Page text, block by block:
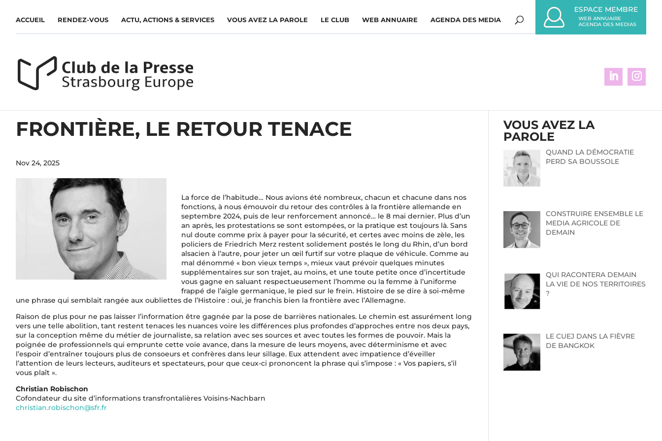
ACCUEIL RENDEZ-VOUS ACTU, ACTIONS & SERVICES VOUS AVEZ LA PAROLE LE CLUB WEB ANNUAIRE AGENDA DES MEDIA
FRONTIÈRE, LE RETOUR TENACE
Nov 24, 2025
La force de l’habitude… Nous avions été nombreux, chacun et chacune dans nos
fonctions, à nous émouvoir du retour des contrôles à la frontière allemande en
septembre 2024, puis de leur renforcement annoncé… le 8 mai dernier. Plus d’un
an après, les protestations se sont estompées, or la pratique est toujours là. Sans
nul doute comme prix à payer pour la sécurité, et certes avec moins de zèle, les
policiers de Friedrich Merz restent solidement postés le long du Rhin, d’un bord
alsacien à l’autre, pour jeter un œil furtif sur votre plaque de véhicule. Comme au
mal dénommé « bon vieux temps », mieux vaut prévoir quelques minutes
supplémentaires sur son trajet, au moins, et une toute petite once d’incertitude
vous gagne en saluant respectueusement l’homme ou la femme à l’uniforme
frappé de l’aigle germanique, le pied sur le frein. Histoire de se dire à soi-même
une phrase qui semblait rangée aux oubliettes de l’Histoire : oui, je franchis bien la frontière avec l’Allemagne.
Raison de plus pour ne pas laisser l’information être gagnée par la pose de barrières nationales. Le chemin est assurément long
vers une telle abolition, tant restent tenaces les nuances voire les différences plus profondes d’approches entre nos deux pays,
sur la conception même du métier de journaliste, sa relation avec ses sources et avec toutes les formes de pouvoir. Mais la
poignée de professionnels qui emprunte cette voie avance, dans la mesure de leurs moyens, avec déterminisme et avec
l’espoir d’entraîner toujours plus de consoeurs et confrères dans leur sillage. Eux attendent avec impatience d’éveiller
l’attention de leurs lecteurs, auditeurs et spectateurs, pour que ceux-ci prononcent la phrase qui s’impose : « Vos papiers, s’il
vous plaît ».
Christian Robischon
Cofondateur du site d’informations transfrontalières Voisins-Nachbarn
christian.robischon@sfr.fr
VOUS AVEZ LA
PAROLE
QUAND LA DÉMOCRATIE
PERD SA BOUSSOLE
CONSTRUIRE ENSEMBLE LE
MEDIA AGRICOLE DE
DEMAIN
QUI RACONTERA DEMAIN
LA VIE DE NOS TERRITOIRES
?
LE CUEJ DANS LA FIÈVRE
DE BANGKOK